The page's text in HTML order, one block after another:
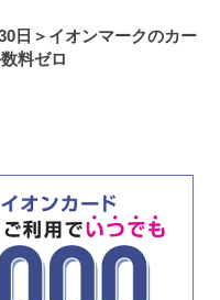
日＞イオンマークのカー
料ゼロ